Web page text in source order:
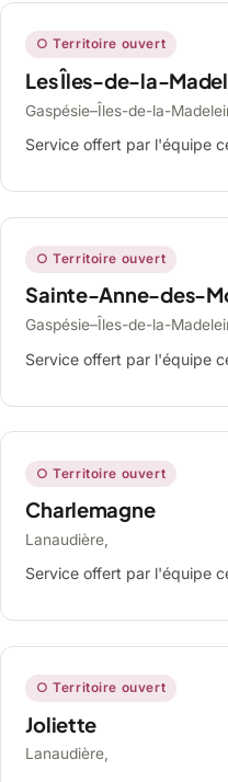
○ Territoire ouvert
Les Îles-de-la-
Gaspésie–Îles-de-la-
Service offert par l'équipe
○ Territoire ouvert
Sainte-Anne-des-
Gaspésie–Îles-de-la-
Service offert par l'équipe
○ Territoire ouvert
Charlemagne
Lanaudière,
Service offert par l'équipe
○ Territoire ouvert
Joliette
Lanaudière,